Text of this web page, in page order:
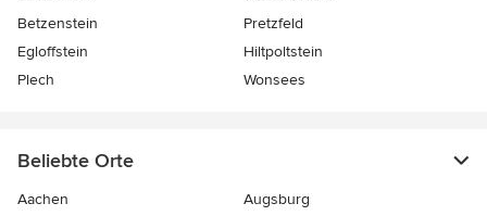
Betzenstein
Pretzfeld
Egloffstein
Hiltpoltstein
Plech
Wonsees
Beliebte Orte
Aachen
Augsburg